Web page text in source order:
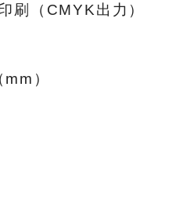
刷（CMYK出力）
）